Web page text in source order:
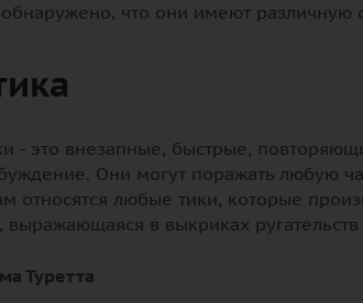
что они имеют различную
- это внезапные, быстрые,
Они могут поражать любую
относятся любые тики, которые
выражающаяся в выкриках
Туретта